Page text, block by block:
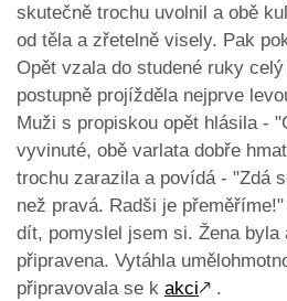
skutečně trochu uvolnil a obě
od těla a zřetelně visely. Pak
Opět vzala do studené ruky
postupně projížděla nejprve
Muži s propiskou opět hlásila -
vyvinuté, obě varlata dobře
trochu zarazila a povídá - "Zdá
než pravá. Radši je
dít, pomyslel jsem si. Žena byla
připravena. Vytáhla
připravovala se k akci🡕 .